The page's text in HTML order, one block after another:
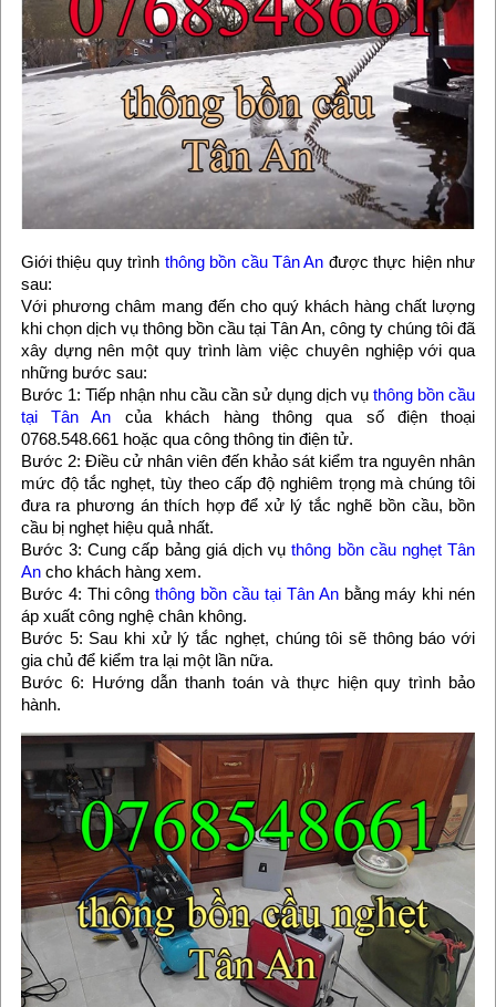
Giới thiệu quy trình thông bồn cầu Tân An được thực hiện như
sau:
Với phương châm mang đến cho quý khách hàng chất lượng
khi chọn dịch vụ thông bồn cầu tại Tân An, công ty chúng tôi đã
xây dựng nên một quy trình làm việc chuyên nghiệp với qua
những bước sau:
Bước 1: Tiếp nhận nhu cầu cần sử dụng dịch vụthông bồn cầu
tại Tân An của khách hàng thông qua số điện thoại
0768.548.661 hoặc qua công thông tin điện tử.
Bước 2: Điều cử nhân viên đến khảo sát kiểm tra nguyên nhân
mức độ tắc nghẹt, tùy theo cấp độ nghiêm trọng mà chúng tôi
đưa ra phương án thích hợp để xử lý tắc nghẽ bồn cầu, bồn
cầu bị nghẹt hiệu quả nhất.
Bước 3: Cung cấp bảng giá dịch vụthông bồn cầu nghẹt Tân
Ancho khách hàng xem.
Bước 4: Thi côngthông bồn cầu tại Tân Anbằng máy khi nén
áp xuất công nghệ chân không.
Bước 5: Sau khi xử lý tắc nghẹt, chúng tôi sẽ thông báo với
gia chủ để kiểm tra lại một lần nữa.
Bước 6: Hướng dẫn thanh toán và thực hiện quy trình bảo
hành.